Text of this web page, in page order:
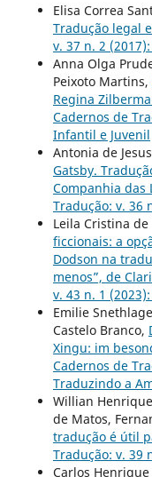
Elisa Correa
Tradução legal
v. 37 n. 2
Anna Olga
Peixoto Martins,
Regina
Cadernos de
Infantil e Juvenil
Antonia de
Gatsby.
Companhia das
Tradução: v. 36
Leila Cristina
ficcionais: a
Dodson na
menos”, de
v. 43 n. 1
Emilie
Castelo Branco,
Xingu: im
Cadernos de
Traduzindo a
Willian
de Matos,
tradução é útil
Tradução: v. 39
Carlos